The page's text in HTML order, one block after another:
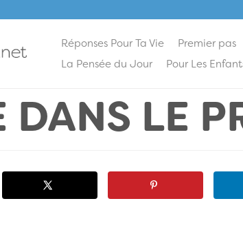
Réponses Pour Ta Vie Premier pas
La Pensée du Jour
Pour Les
DANS LE